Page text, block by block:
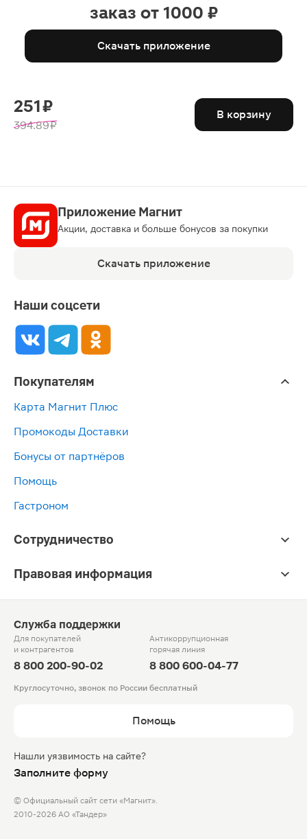
заказ от 1000 ₽
Скачать приложение
251 ₽
394.89 ₽
В корзину
Приложение Магнит
Акции, доставка и больше бонусов за покупки
Скачать приложение
Наши соцсети
Покупателям
Карта Магнит Плюс
Промокоды Доставки
Бонусы от партнёров
Помощь
Гастроном
Сотрудничество
Правовая информация
Служба поддержки
Для покупателей
и контрагентов
8 800 200-90-02
Антикоррупционная
горячая линия
8 800 600-04-77
Круглосуточно, звонок по России бесплатный
Помощь
Нашли уязвимость на сайте?
Заполните форму
© Официальный сайт сети «Магнит».
2010-2026 АО «Тандер»